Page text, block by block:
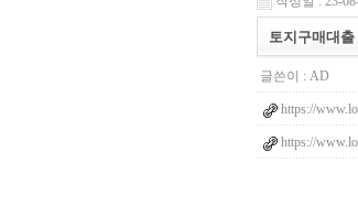
토지구매대
글쓴이 : AD
https://
https://